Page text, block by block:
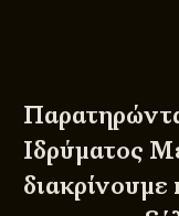
Ιδρύματος
διακρίνουμε